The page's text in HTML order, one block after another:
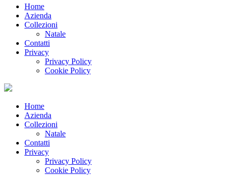
Home
Azienda
Collezioni
Natale
Contatti
Privacy
Privacy Policy
Cookie Policy
Home
Azienda
Collezioni
Natale
Contatti
Privacy
Privacy Policy
Cookie Policy